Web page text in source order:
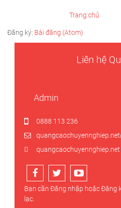
Trang chủ
Đăng ký: Bài đăng (Atom)
Liên hệ
Admin
0888 113 236
quangcaochuyennghiep.net
Bạn cần Đăng nhập hoặcĐăng
lạc.